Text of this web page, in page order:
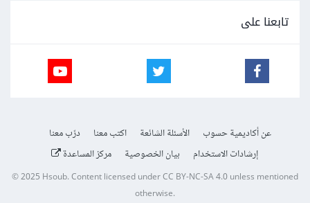
تابعنا على
عن أكاديمية حسوب الأسئلة الشائعة اكتب معنا
درّب معنا
إرشادات الاستخدام
بيان الخصوصية مركز المساعدة
© 2025Hsoub.Content licensed underCC BY-NC-SA 4.0unless mentioned
otherwise.